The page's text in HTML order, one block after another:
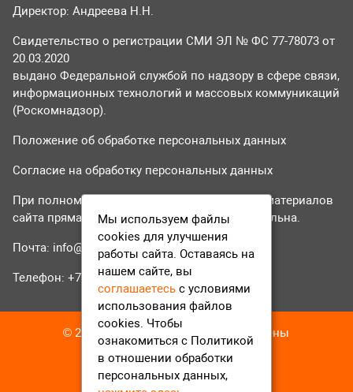
Директор: Андреева Н.Н.
Свидетельство о регистрации СМИ ЭЛ № ФС 77-78073 от
20.03.2020
выдано Федеральной службой по надзору в сфере связи,
информационных технологий и массовых коммуникаций
(Роскомнадзор).
Положение об обработке персональных данных
Согласие на обработку персональных данных
При полном или частичном использовании материалов
сайта прямая гиперссылка на tvr24.tv обязательна.
Почта: info@tvr24.tv
Телефон: +7 (496) 551-04-95
© 2016-2023 ТВР24 Все права защищены
Мы используем файлы
cookies для улучшения
работы сайта. Оставаясь на
нашем сайте, вы
соглашаетесь с условиями
использования файлов
cookies. Чтобы
ознакомиться с Политикой
в отношении обработки
персональных данных,